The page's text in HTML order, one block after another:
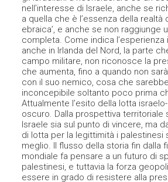
nell’interesse di Israele, anche se
a quella che è l’essenza della realtà
ebraica’, e anche se non raggiunge
completa. Come indica l’esperienza
anche in Irlanda del Nord, la parte
campo militare, non riconosce la
che aumenta, fino a quando non
con il suo nemico, cosa che
inconcepibile soltanto poco prima
Attualmente l’esito della lotta
oscuro. Dalla prospettiva territoriale
Israele sia sul punto di vincere, ma
di lotta per la legittimità i palestinesi
meglio. Il flusso della storia fin dalla
mondiale fa pensare a un futuro di
palestinesi, e tuttavia la forza
essere in grado di resistere alla